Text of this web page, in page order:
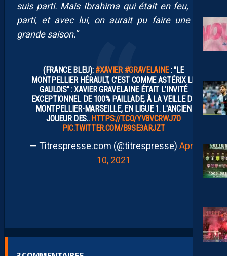
suis parti. Mais Ibrahima qui était en feu, était
parti, et avec lui, on aurait pu faire une très
grande saison.“
(FRANCE BLEU): #XAVIER #GRAVELAINE: "LE
MONTPELLIER HÉRAULT, C'EST COMME ASTÉRIX LE
GAULOIS" : XAVIER GRAVELAINE ÉTAIT L'INVITÉ
EXCEPTIONNEL DE 100% PAILLADE, À LA VEILLE DE
MONTPELLIER-MARSEILLE, EN LIGUE 1. L'ANCIEN
JOUEUR DES.. HTTPS://T.CO/YV8VCRWJ7O
PIC.TWITTER.COM/B9SE3ARJZT
— Titrespresse.com (@titrespresse) April
10, 2021